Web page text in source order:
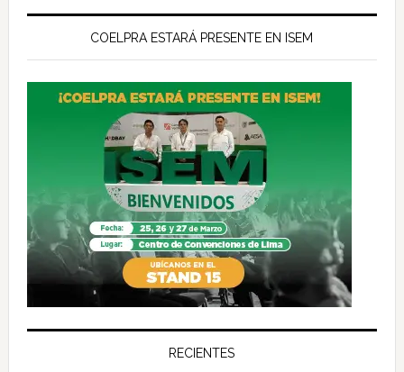
COELPRA ESTARÁ PRESENTE EN ISEM
RECIENTES